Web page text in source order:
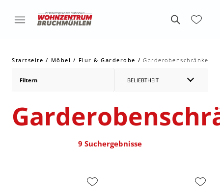
Startseite Möbel Flur & Garderobe Garderobenschränke
Filtern BELIEBTHEIT
9 Suchergebnisse